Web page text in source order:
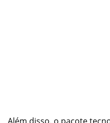
Além disso, o pacote